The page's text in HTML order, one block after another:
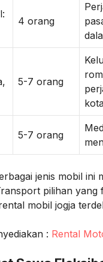
4 orang
5-7 orang
5-7 orang
jenis mobil ini
pilihan yang
mobil jogja
: Rental